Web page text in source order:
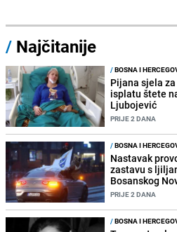
/ Najčitanije
/BOSNA I
Pijana sjela
isplatu štete
Ljubojević
PRIJE 2 DANA
/BOSNA I
Nastavak
zastavu s
Bosanskog
PRIJE 2 DANA
/BOSNA I